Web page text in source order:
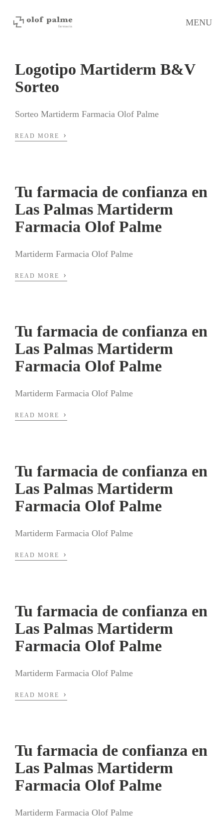
MENU
Logotipo Martiderm B&V
Sorteo
Sorteo Martiderm Farmacia Olof Palme
READ MORE ›
Tu farmacia de confianza en
Las Palmas Martiderm
Farmacia Olof Palme
Martiderm Farmacia Olof Palme
READ MORE ›
Tu farmacia de confianza en
Las Palmas Martiderm
Farmacia Olof Palme
Martiderm Farmacia Olof Palme
READ MORE ›
Tu farmacia de confianza en
Las Palmas Martiderm
Farmacia Olof Palme
Martiderm Farmacia Olof Palme
READ MORE ›
Tu farmacia de confianza en
Las Palmas Martiderm
Farmacia Olof Palme
Martiderm Farmacia Olof Palme
READ MORE ›
Tu farmacia de confianza en
Las Palmas Martiderm
Farmacia Olof Palme
Martiderm Farmacia Olof Palme